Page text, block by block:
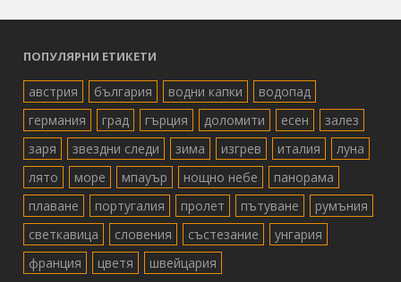
ПОПУЛЯРНИ ЕТИКЕТИ
австрия българия водни капки
водопад
германия
град гърция доломити есен
залез
заря
звездни следи зима изгрев италия
луна
лято
море мпауър нощно небе
панорама
плаване
португалия пролет пътуване
румъния
светкавица
словения състезание
унгария
франция
цветя швейцария